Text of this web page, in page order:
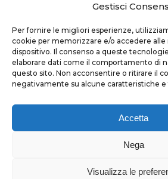
Gestisci
Per fornire le migliori esperienze,
cookie per memorizzare e/o accedere alle
dispositivo. Il consenso a queste
elaborare dati come il comportamento di
questo sito. Non acconsentire o ritirare il
negativamente su alcune caratteristiche e
Accetta
Nega
Visualizza le
Account
Login
User page